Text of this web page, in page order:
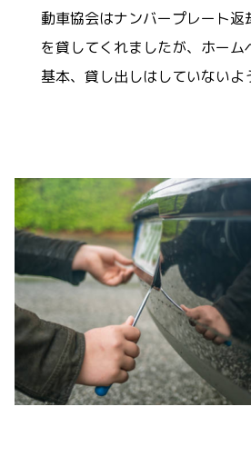
動車協会はナンバープレート返
を貸してくれましたが、ホーム
基本、貸し出しはしていないよ